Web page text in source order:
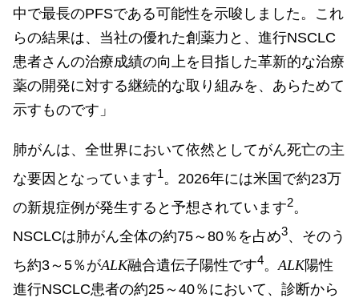
中で最長のPFSである可能性を示唆しました。これ
らの結果は、当社の優れた創薬力と、進行NSCLC
患者さんの治療成績の向上を目指した革新的な治療
薬の開発に対する継続的な取り組みを、あらためて
示すものです」
肺がんは、全世界において依然としてがん死亡の主
な要因となっています1。2026年には米国で約23万
の新規症例が発生すると予想されています2。
NSCLCは肺がん全体の約75～80％を占め3、そのう
ち約3～5％がALK融合遺伝子陽性です4。 ALK陽性
進行NSCLC患者の約25～40％において、診断から